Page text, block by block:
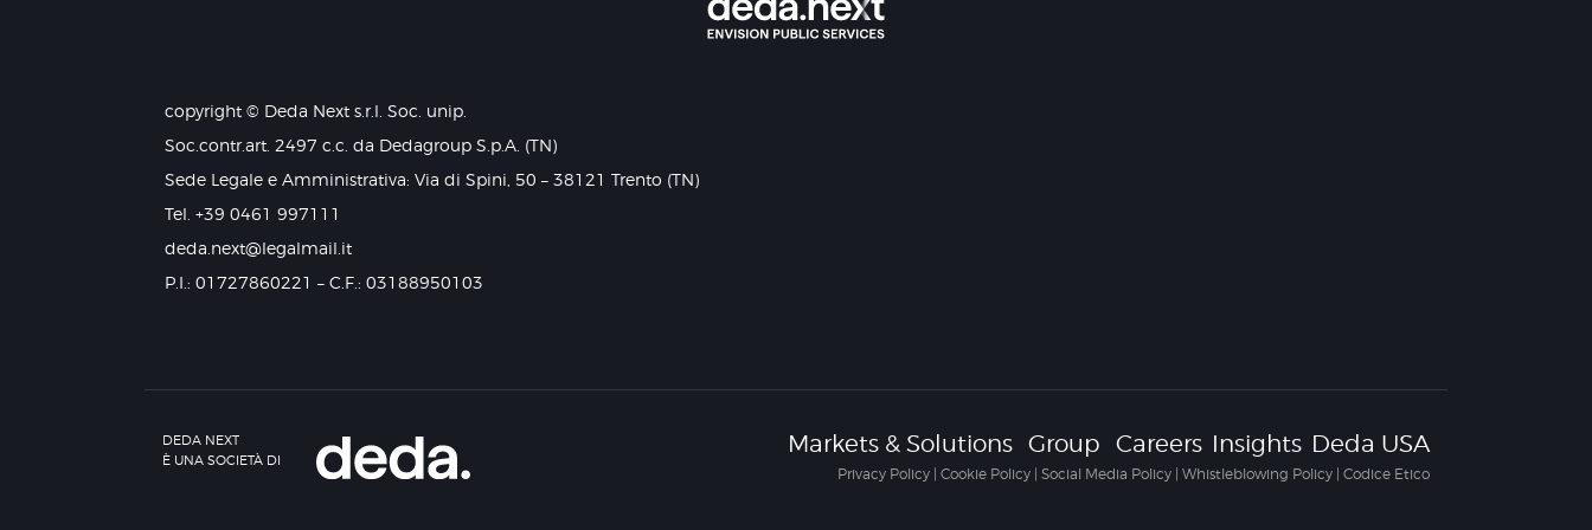
copyright © Deda Next s.r.l. Soc. unip.
Soc.contr.art. 2497 c.c. da Dedagroup S.p.A. (TN)
Sede Legale e Amministrativa: Via di Spini, 50 – 38121 Trento (TN)
Tel. +39 0461 997111
deda.next@legalmail.it
P.I.: 01727860221 – C.F.: 03188950103
DEDA NEXT
È UNA SOCIETÀ DI
Markets & Solutions Group Careers Insights Deda USA
Privacy Policy Cookie Policy Social Media Policy Whistleblowing Policy Codice Etico